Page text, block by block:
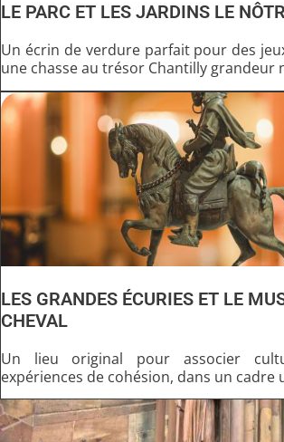
LE PARC ET LES JARDINS LE
Un écrin de verdure parfait pour des
une chasse au trésor Chantilly grandeur
LES GRANDES ÉCURIES ET LE
CHEVAL
Un lieu original pour associer
expériences de cohésion, dans un cadre